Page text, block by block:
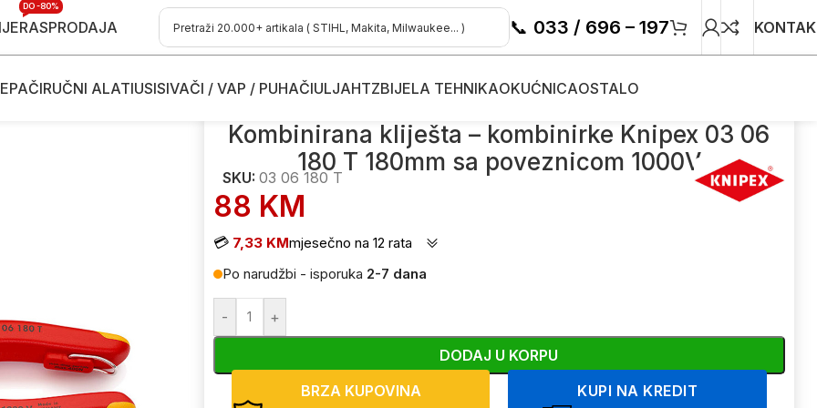
RASPRODAJA
DO -80%
📞 033 / 696 – 197
RUČNI ALATIUSISIVAČI / VAP / PUHAČIULJAHTZBIJELA TEHNIKAOKUĆNICAOSTALO
Kombinirana kliješta – kombinirke Knipex 03 06 180 T 180mm sa poveznicom 1000V
Kombinirana kliješta – kombinirke Knipex 03 06
180 T 180mm sa poveznicom 1000V
SKU: 03 06 180 T
88 KM
💳 7,33 KMmjesečno na 12 rata
Po narudžbi - isporuka 2-7 dana
- +
DODAJ U KORPU
BRZA KUPOVINA
KUPI NA KREDIT